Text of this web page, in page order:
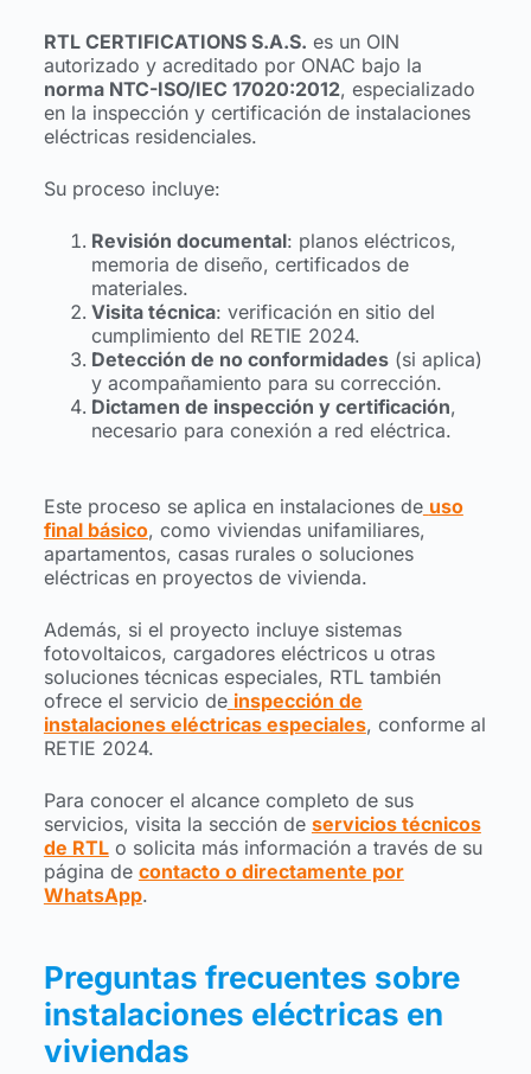
RTL CERTIFICATIONS S.A.S. es un OIN
autorizado y acreditado por ONAC bajo la
norma NTC-ISO/IEC 17020:2012, especializado
en la inspección y certificación de instalaciones
eléctricas residenciales.
Su proceso incluye:
Revisión documental: planos eléctricos,
memoria de diseño, certificados de
materiales.
Visita técnica: verificación en sitio del
cumplimiento del RETIE 2024.
Detección de no conformidades(si aplica)
y acompañamiento para su corrección.
Dictamen de inspección y certificación,
necesario para conexión a red eléctrica.
Este proceso se aplica en instalaciones de uso
final básico, como viviendas unifamiliares,
apartamentos, casas rurales o soluciones
eléctricas en proyectos de vivienda.
Además, si el proyecto incluye sistemas
fotovoltaicos, cargadores eléctricos u otras
soluciones técnicas especiales, RTL también
ofrece el servicio de inspección de
instalaciones eléctricas especiales, conforme al
RETIE 2024.
Para conocer el alcance completo de sus
servicios, visita la sección de servicios técnicos
de RTLo solicita más información a través de su
página de contacto o directamente por
WhatsApp.
Preguntas frecuentes sobre
instalaciones eléctricas en
viviendas